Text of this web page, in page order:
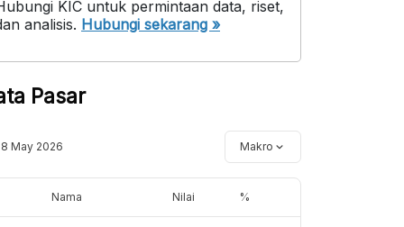
KIC untuk permintaan data, riset,
analisis. Hubungi sekarang »
Pasar
May 2026 Makro
Nama Nilai %